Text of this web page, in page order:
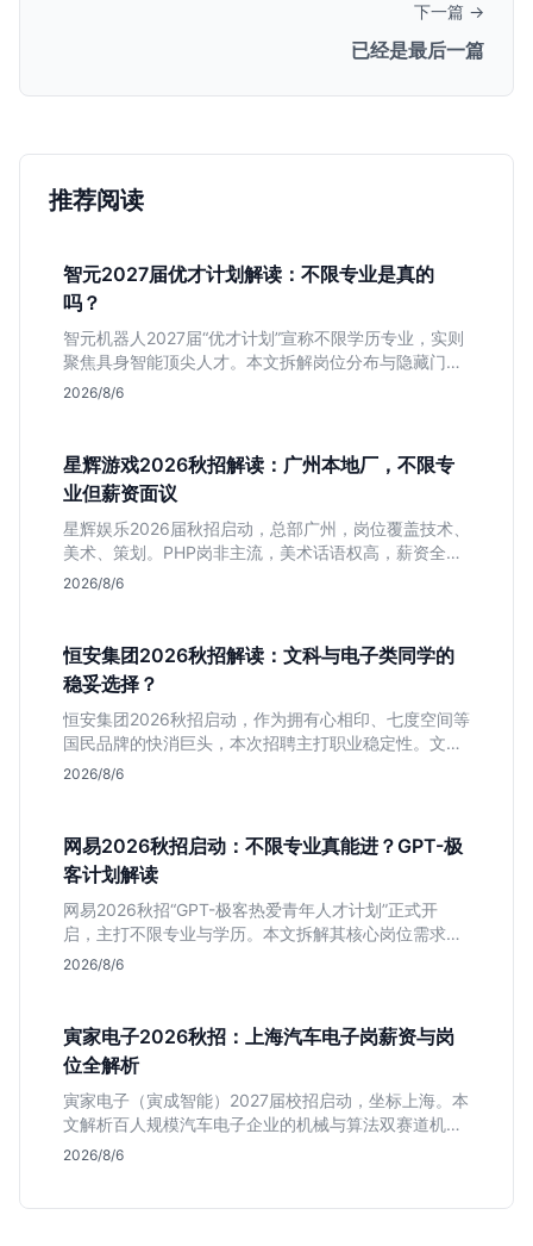
下一篇 →
已经是最后一篇
推荐阅读
智元2027届优才计划解读：不限专业是真的
吗？
智元机器人2027届“优才计划”宣称不限学历专业，实则
聚焦具身智能顶尖人才。本文拆解岗位分布与隐藏门
槛，分析算法、仿真等核心方向，帮你判断是否值得投
2026/8/6
星辉游戏2026秋招解读：广州本地厂，不限专
业但薪资面议
星辉娱乐2026届秋招启动，总部广州，岗位覆盖技术、
美术、策划。PHP岗非主流，美术话语权高，薪资全面
面议。适合想接触项目全流程的应届生，追求大厂光环
2026/8/6
恒安集团2026秋招解读：文科与电子类同学的
稳妥选择？
恒安集团2026秋招启动，作为拥有心相印、七度空间等
国民品牌的快消巨头，本次招聘主打职业稳定性。文章
深度解析管培生项目，明确文商科主攻品牌营销、理工
2026/8/6
网易2026秋招启动：不限专业真能进？GPT-极
客计划解读
网易2026秋招“GPT-极客热爱青年人才计划”正式开
启，主打不限专业与学历。本文拆解其核心岗位需求
（技术研发、游戏策划、算法），分析非科班同学的投
2026/8/6
寅家电子2026秋招：上海汽车电子岗薪资与岗
位全解析
寅家电子（寅成智能）2027届校招启动，坐标上海。本
文解析百人规模汽车电子企业的机械与算法双赛道机
会，分析薪资面议背后的含金量及应届生成长路径，助
2026/8/6